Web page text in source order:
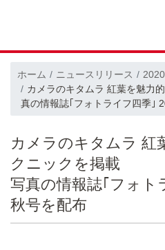
採用情報
ホーム ニュースリリース
2020
カメラのキタムラ 紅葉を魅力
真の情報誌｢フォトライフ四季｣
カメラのキタムラ 紅
クニックを掲載
写真の情報誌｢フォト
秋号を配布